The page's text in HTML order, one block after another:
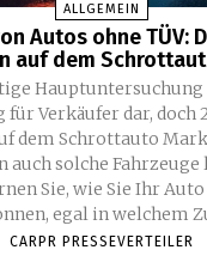
ALLGEMEIN
Autos ohne TÜV:
auf dem
Verkäufer dar, doch
dem Schrottauto
auch solche
Sie, wie Sie Ihr
egal in welchem
CARPR PRESSEVERTEILER